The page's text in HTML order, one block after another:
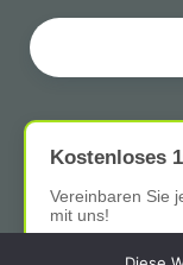
Follow Us
Kostenloses
Vereinbaren Sie
mit uns!